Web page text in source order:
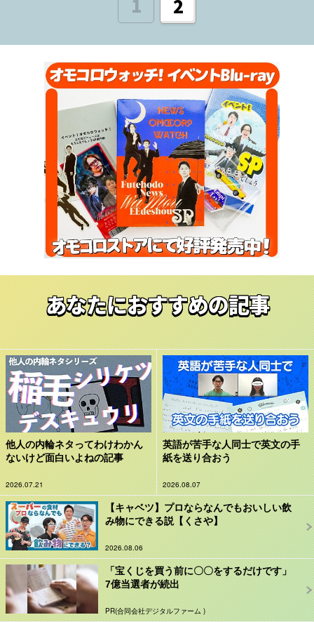
1 2
あなたにおすすめの記事
他人の内輪ネタってわけわかん
ないけど面白いよねの記事
2026.07.21
英語が苦手な人同士で英文の手
紙を送り合おう
2026.08.07
【キャベツ】プロならなんでもおいしい飲
み物にできる説【くさや】
2026.08.06
「宝くじを買う前に〇〇をするだけです」
7億当選者が続出
PR(合同会社デジタルファーム )